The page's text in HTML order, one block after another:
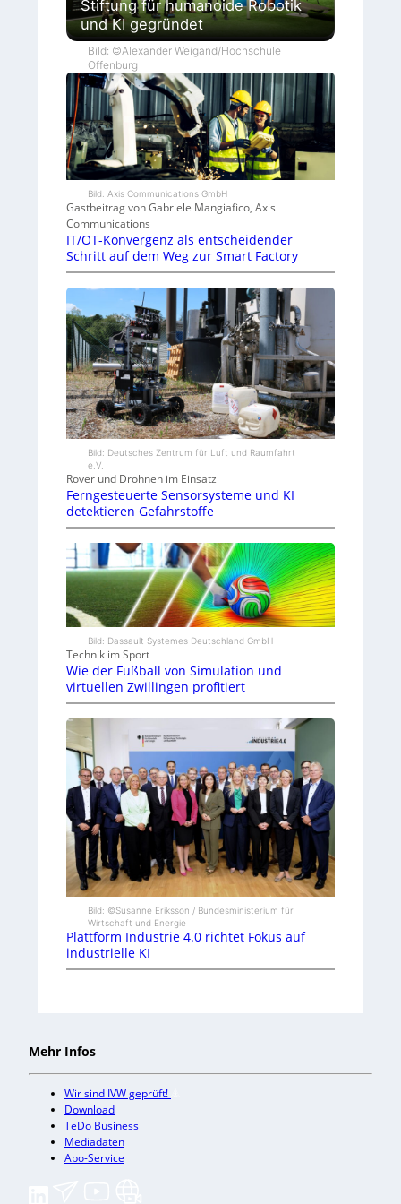
Stiftung für humanoide Robotik
und KI gegründet
Bild: ©Alexander Weigand/Hochschule
Offenburg
Bild: Axis Communications GmbH
Gastbeitrag von Gabriele Mangiafico, Axis
Communications
IT/OT-Konvergenz als entscheidender
Schritt auf dem Weg zur Smart Factory
Bild: Deutsches Zentrum für Luft und Raumfahrt
e.V.
Rover und Drohnen im Einsatz
Ferngesteuerte Sensorsysteme und KI
detektieren Gefahrstoffe
Bild: Dassault Systemes Deutschland GmbH
Technik im Sport
Wie der Fußball von Simulation und
virtuellen Zwillingen profitiert
Bild: ©Susanne Eriksson / Bundesministerium für
Wirtschaft und Energie
Plattform Industrie 4.0 richtet Fokus auf
industrielle KI
Mehr Infos
Wir sind IVW geprüft!
Download
TeDo Business
Mediadaten
Abo-Service